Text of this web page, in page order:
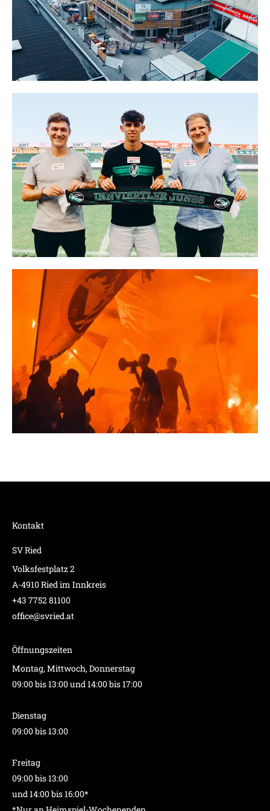
Kontakt
SV Ried
Volksfestplatz 2
A-4910 Ried im Innkreis
+43 7752 81100
office@svried.at
Öffnungszeiten
Montag, Mittwoch, Donnerstag
09:00 bis 13:00 und 14:00 bis 17:00
Dienstag
09:00 bis 13:00
Freitag
09:00 bis 13:00
und 14:00 bis 16:00*